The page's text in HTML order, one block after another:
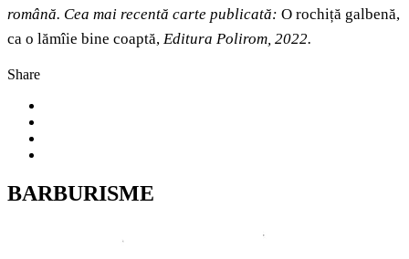
română. Cea mai recentă carte publicată: O rochiță galbenă,
ca o lămîie bine coaptă, Editura Polirom, 2022.
Share
BARBURISME